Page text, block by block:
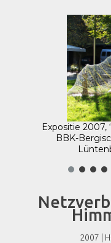
Expositie 2007,
BBK-
2007 |